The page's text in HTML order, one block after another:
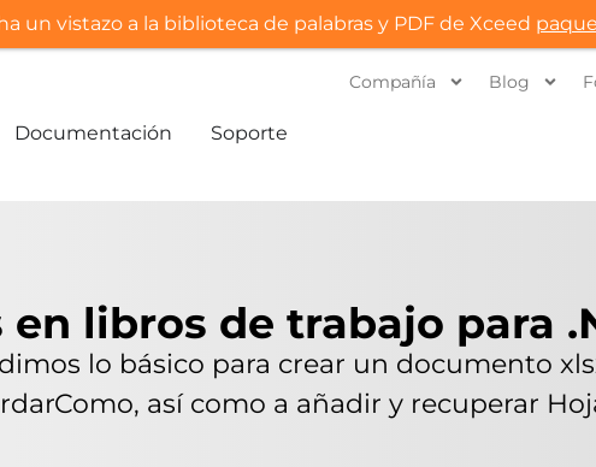
Compañía Blog
Documentación Soporte
libros de trabajo para
lo básico para crear un documento
así como a añadir y recuperar
un vistazo a la biblioteca de palabras y PDF de Xceed